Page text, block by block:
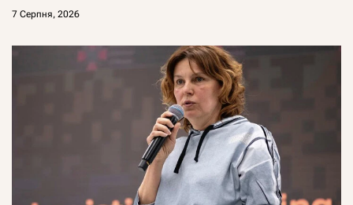
7 Серпня, 2026